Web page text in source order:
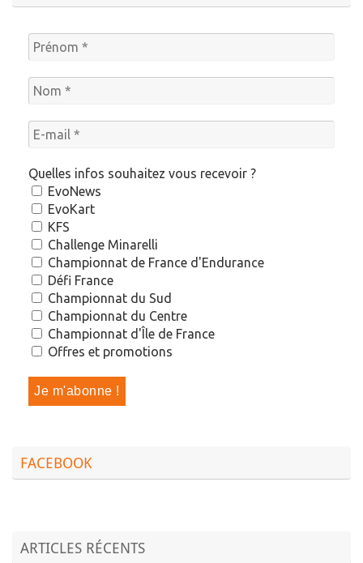
Quelles infos souhaitez vous recevoir ?
EvoNews
EvoKart
KFS
Challenge Minarelli
Championnat de France d'Endurance
Défi France
Championnat du Sud
Championnat du Centre
Championnat d'Île de France
Offres et promotions
FACEBOOK
ARTICLES RÉCENTS